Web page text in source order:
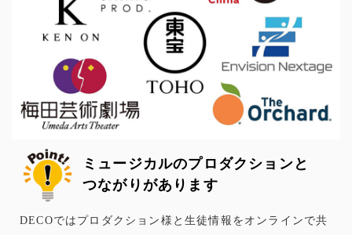
ミュージカルのプロダクションと
つながりがあります
DECOではプロダクション様と生徒情報をオンラインで共